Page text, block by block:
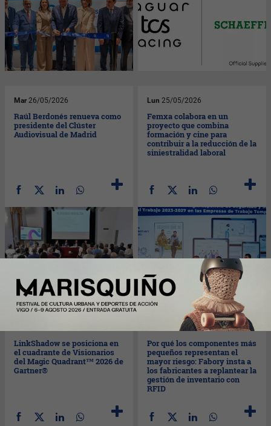
Mar 26/05/2026
Raúl Berdonés renueva como
presidente del Clúster
Audiovisual de Madrid
Lun 25/05/2026
Femxa colabora en un
proyecto que combina
formación y cine para
contribuir a la reducción de la
siniestralidad laboral
LinkShadow se posiciona en
el cuadrante de Visionarios
del Magic Quadrant™ 2026 de
Gartner®
25/05/2026
Por qué los componentes más
pequeños representan el
mayor riesgo: Fabory insta a
los fabricantes a replantear la
gestión de inventario con
RFID